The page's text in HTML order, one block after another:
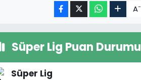
A-
Süper Lig Puan Durumu
Süper Lig